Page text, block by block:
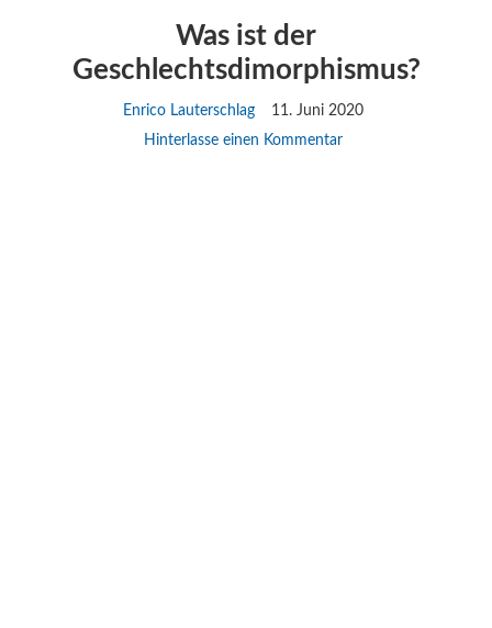
Was ist der
Geschlechtsdimorphismus?
Enrico Lauterschlag
11. Juni 2020
Hinterlasse einen Kommentar